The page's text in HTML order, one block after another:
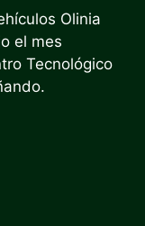
Olinia
el mes
Tecnológico